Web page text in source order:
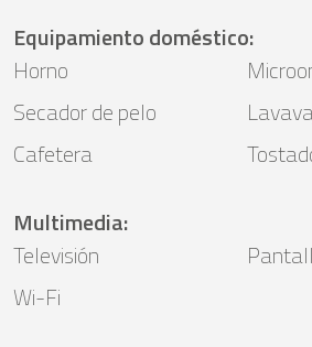
Equipamiento doméstico:
Horno
Secador de pelo
Cafetera
Multimedia:
Televisión
Wi-Fi